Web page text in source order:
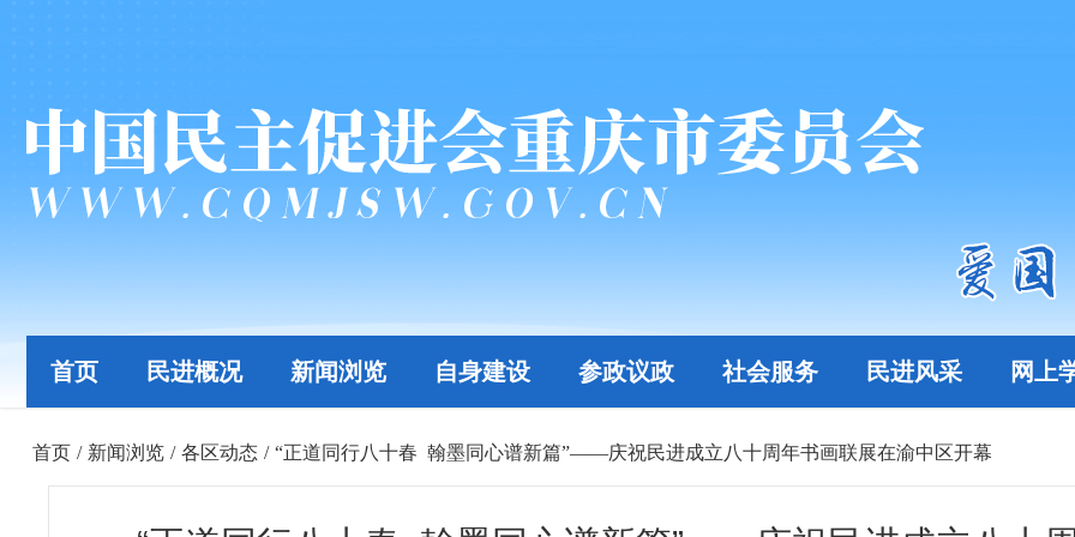
首页 民进概况 新闻浏览 自身建设 参政议政 社会服务 民进风采 网上
首页 / 新闻浏览 / 各区动态 / “正道同行八十春 翰墨同心谱新篇”——庆祝民进成立八十周年书画联展在渝中区开幕